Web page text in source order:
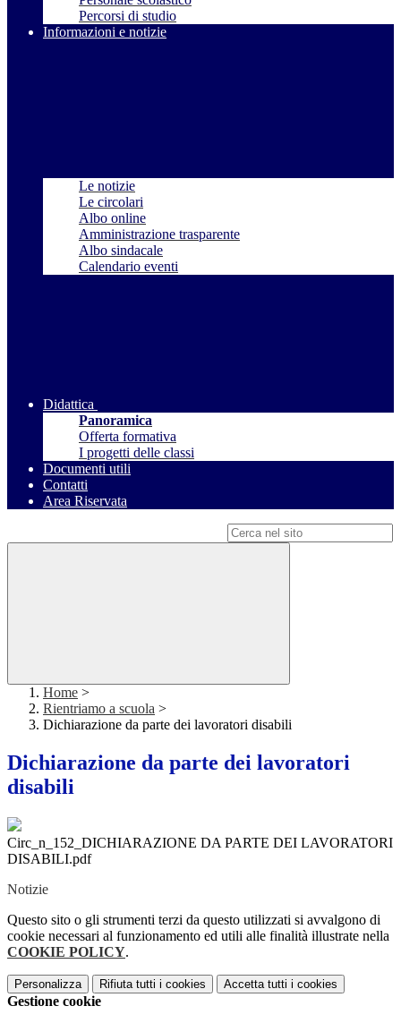
Percorsi di studio
Informazioni e notizie
Le notizie
Le circolari
Albo online
Amministrazione trasparente
Albo sindacale
Calendario eventi
Didattica
Panoramica
Offerta formativa
I progetti delle classi
Documenti utili
Contatti
Area Riservata
Home >
Rientriamo a scuola >
Dichiarazione da parte dei lavoratori disabili
Dichiarazione da parte dei lavoratori
disabili
Circ_n_152_DICHIARAZIONE DA PARTE DEI LAVORATORI
DISABILI.pdf
Notizie
Questo sito o gli strumenti terzi da questo utilizzati si avvalgono di
cookie necessari al funzionamento ed utili alle finalità illustrate nella
COOKIE POLICY.
Personalizza Rifiuta tutti i cookies Accetta tutti i cookies
Gestione cookie